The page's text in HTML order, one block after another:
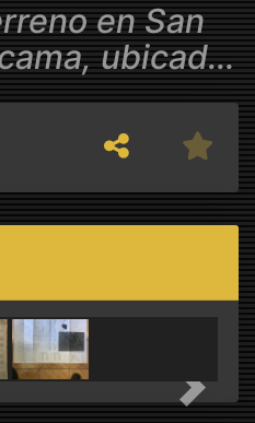
en San
ubicado
de Tulor
Next